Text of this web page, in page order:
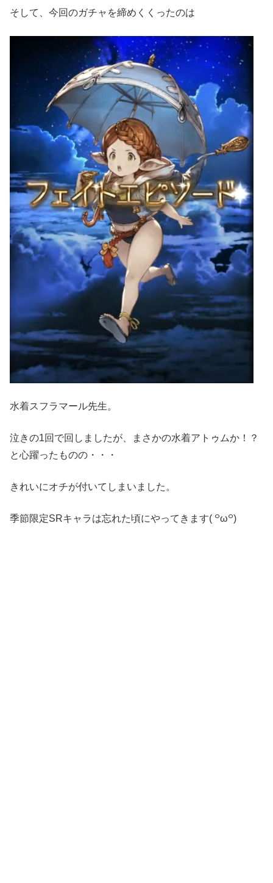
そして、今回のガチャを締めくくったのは
水着スフラマール先生。
泣きの1回で回しましたが、まさかの水着アトゥムか！？
と心躍ったものの・・・
きれいにオチが付いてしまいました。
季節限定SRキャラは忘れた頃にやってきます( ꒪ω꒪)